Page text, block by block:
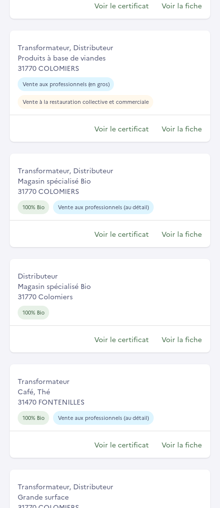
Voir le certificat Voir la fiche
Transformateur, Distributeur
Produits à base de viandes
31770 COLOMIERS
Vente aux professionnels (en gros)
Vente à la restauration collective et commerciale
Voir le certificat Voir la fiche
Transformateur, Distributeur
Magasin spécialisé Bio
31770 COLOMIERS
100% Bio Vente aux professionnels (au détail)
Voir le certificat Voir la fiche
Distributeur
Magasin spécialisé Bio
31770 Colomiers
100% Bio
Voir le certificat Voir la fiche
Transformateur
Café, Thé
31470 FONTENILLES
100% Bio Vente aux professionnels (au détail)
Voir le certificat Voir la fiche
Transformateur, Distributeur
Grande surface